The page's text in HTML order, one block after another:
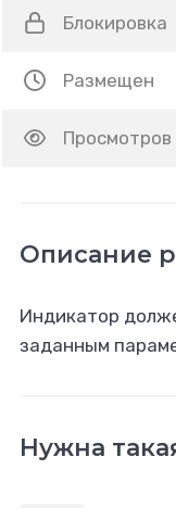
Блокировка
Размещен
Просмотров
Описание
Индикатор
заданным
Нужна